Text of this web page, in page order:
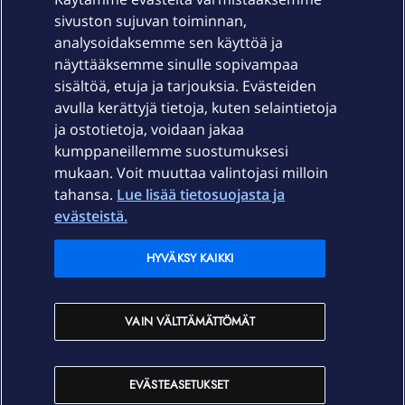
Laitteet & liittymät
Palvelut
Ajankohtaista
Elisa Oyj
In English
sivuston sujuvan toiminnan,
analysoidaksemme sen käyttöä ja
näyttääksemme sinulle sopivampaa
sisältöä, etuja ja tarjouksia. Evästeiden
avulla kerättyjä tietoja, kuten selaintietoja
ja ostotietoja, voidaan jakaa
kumppaneillemme suostumuksesi
mukaan. Voit muuttaa valintojasi milloin
tahansa. Lue lisää tietosuojasta ja
evästeistä.
EVÄSTEASETUKSET
VAIN VÄLTTÄMÄTTÖMÄT
HYVÄKSY KAIKKI